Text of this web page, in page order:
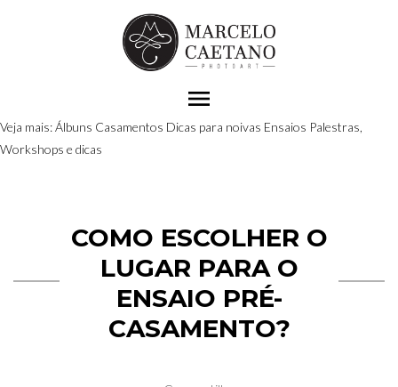
menu
Veja mais:Álbuns Casamentos Dicas para noivas Ensaios Palestras,
Workshops e dicas
COMO ESCOLHER O
LUGAR PARA O
ENSAIO PRÉ-
CASAMENTO?